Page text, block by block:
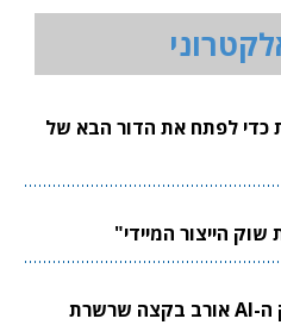
כדי לפתח את הדור הבא של
צוואר הבקבוק הבא בשוק ה-AI אורב בקצה שרשרת